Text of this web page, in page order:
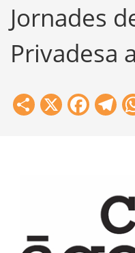
Jornades
Privadesa
Share
X